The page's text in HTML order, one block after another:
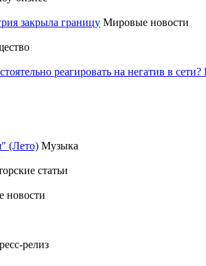
закрыла границу Мировые новости
реагировать на негатив в
(Лето) Музыка
статьи
новости
релиз